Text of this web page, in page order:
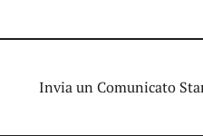
Invia un Comunicato